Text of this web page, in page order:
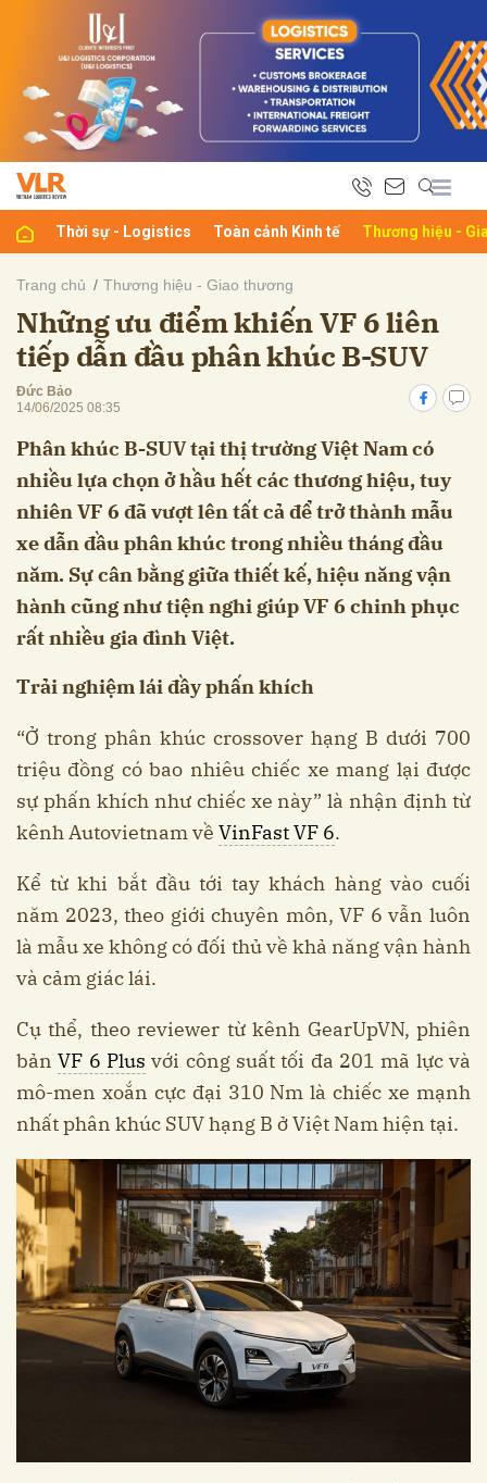
Thời sự - Logistics Toàn cảnh Kinh tế Thương hiệu -
Trang chủ Thương hiệu - Giao thương
Những ưu điểm khiến VF 6 liên
tiếp dẫn đầu phân khúc B-SUV
Đức Bảo
14/06/2025 08:35
Phân khúc B-SUV tại thị trường Việt Nam có
nhiều lựa chọn ở hầu hết các thương hiệu, tuy
nhiên VF 6 đã vượt lên tất cả để trở thành mẫu
xe dẫn đầu phân khúc trong nhiều tháng đầu
năm. Sự cân bằng giữa thiết kế, hiệu năng vận
hành cũng như tiện nghi giúp VF 6 chinh phục
rất nhiều gia đình Việt.
Trải nghiệm lái đầy phấn khích
“Ở trong phân khúc crossover hạng B dưới 700
triệu đồng có bao nhiêu chiếc xe mang lại được
sự phấn khích như chiếc xe này” là nhận định từ
kênh Autovietnam về VinFast VF 6.
Kể từ khi bắt đầu tới tay khách hàng vào cuối
năm 2023, theo giới chuyên môn, VF 6 vẫn luôn
là mẫu xe không có đối thủ về khả năng vận hành
và cảm giác lái.
Cụ thể, theo reviewer từ kênh GearUpVN, phiên
bảnVF 6 Plus với công suất tối đa 201 mã lực và
mô-men xoắn cực đại 310 Nm là chiếc xe mạnh
nhất phân khúc SUV hạng B ở Việt Nam hiện tại.
luận
Hủy